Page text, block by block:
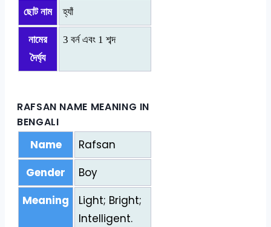
ছোট নাম হ্যাঁ
নামের
দৈর্ঘ্য
3 বর্ন এবং 1 শব্দ
RAFSAN NAME MEANING IN
BENGALI
Name
Rafsan
Gender
Boy
Meaning
Light; Bright;
Intelligent.